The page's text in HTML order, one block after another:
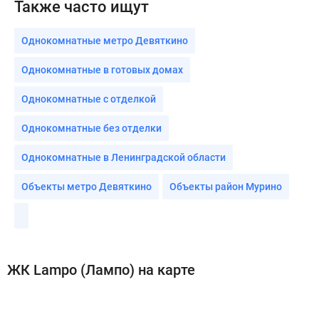
Также часто ищут
Однокомнатные метро Девяткино
Однокомнатные в готовых домах
Однокомнатные с отделкой
Однокомнатные без отделки
Однокомнатные в Ленинградской области
Объекты метро Девяткино Объекты район Мурино
ЖК Lampo (Лампо) на карте